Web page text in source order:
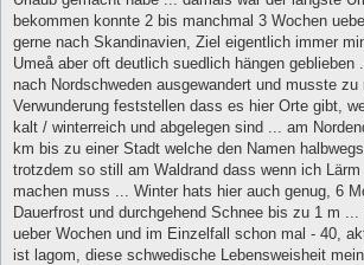
bekommen konnte 2 bis manchmal 3 Wochen
gerne nach Skandinavien, Ziel eigentlich immer
Umeå aber oft deutlich suedlich hängen geblieben
nach Nordschweden ausgewandert und musste zu
Verwunderung feststellen dass es hier Orte gibt,
kalt / winterreich und abgelegen sind ... am
km bis zu einer Stadt welche den Namen
trotzdem so still am Waldrand dass wenn ich
machen muss ... Winter hats hier auch genug, 6
Dauerfrost und durchgehend Schnee bis zu 1 m ...
ueber Wochen und im Einzelfall schon mal - 40,
ist lagom, diese schwedische Lebensweisheit